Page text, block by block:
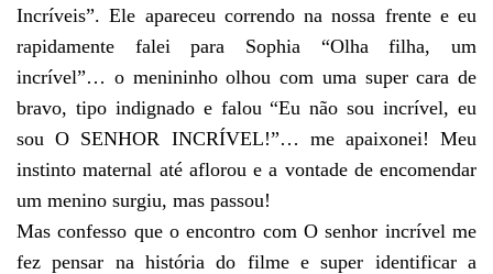
Incríveis”. Ele apareceu correndo na nossa frente e eu
rapidamente falei para Sophia “Olha filha, um
incrível”… o menininho olhou com uma super cara de
bravo, tipo indignado e falou “Eu não sou incrível, eu
sou O SENHOR INCRÍVEL!”… me apaixonei! Meu
instinto maternal até aflorou e a vontade de encomendar
um menino surgiu, mas passou!
Mas confesso que o encontro com O senhor incrível me
fez pensar na história do filme e super identificar a